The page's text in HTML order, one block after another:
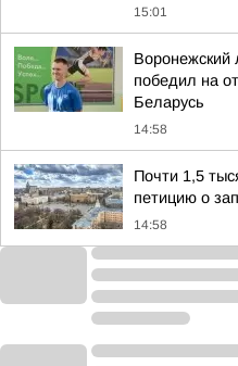
15:01
Воронежский
победил на
Беларусь
14:58
Почти 1,5
петицию о
14:58